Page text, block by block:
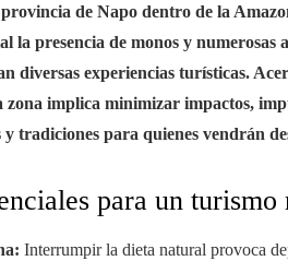
de Napo dentro de la
la presencia de monos y
diversas experiencias turísticas.
zona implica minimizar impactos,
y tradiciones para quienes vendrán
para un
Interrumpir la dieta natural provoca